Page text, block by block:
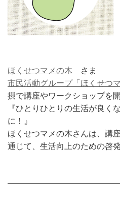
ほくせつマメの木 さま
市民活動グループ「ほくせつ
摂で講座やワークショップを
『ひとりひとりの生活が良く
に！』
ほくせつマメの木さんは、講
通じて、生活向上のための啓